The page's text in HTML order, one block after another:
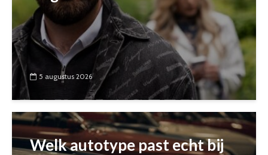
5 augustus 2026
Welk autotype past echt bij